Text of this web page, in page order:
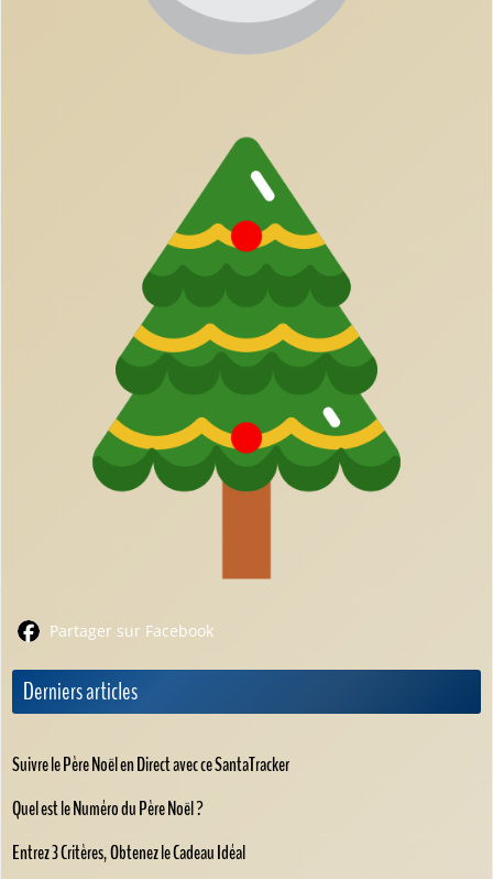
Partager sur Facebook
Derniers articles
Suivre le Père Noël en Direct avec ce SantaTracker
Quel est le Numéro du Père Noël ?
Entrez 3 Critères, Obtenez le Cadeau Idéal